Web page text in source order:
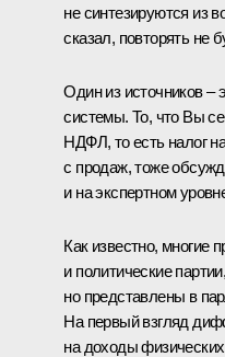
не синтезируются из
сказал, повторять не
Один из источников –
системы. То, что Вы
НДФЛ, то есть налог
с продаж, тоже
и на экспертном
Как известно, многие
и политические
но представлены в
На первый взгляд
на доходы